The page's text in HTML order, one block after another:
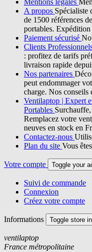
Mentions légales
A propos Spécialiste
de 1500 références
portables.
Paiement sécurisé
Clients
: profitez de tarifs
livraison rapide
Nos partenaires
peut endommager
charge. Nos conseils
Ventilaptop | Expert
Portables
Remplacez votre
neuves en stock en
Contactez-nous
Plan du site Vous
Votre compte Toggle your
Suivi de commande
Connexion
Créez votre compte
Informations Toggle store
ventilaptop
France métropolitaine